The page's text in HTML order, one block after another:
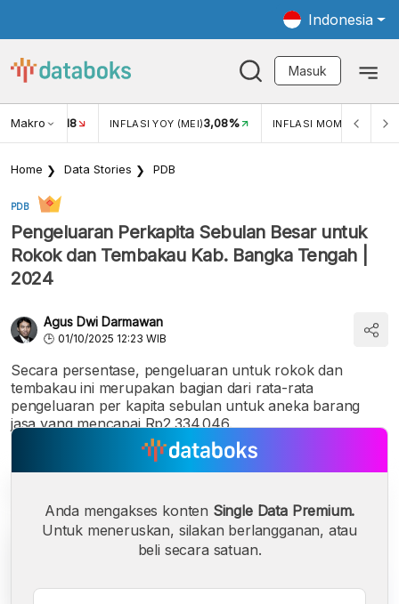
Indonesia
Masuk
Makro
USD/IDR 18 INFLASI YOY (MEI)3,08% INFLASI MOM (MEI)
Home Data Stories PDB
PDB
Pengeluaran Perkapita Sebulan Besar untuk
Rokok dan Tembakau Kab. Bangka Tengah |
2024
Agus Dwi Darmawan
01/10/2025 12:23 WIB
Secara persentase, pengeluaran untuk rokok dan
tembakau ini merupakan bagian dari rata-rata
pengeluaran per kapita sebulan untuk aneka barang
jasa yang mencapai Rp2.334.046.
Anda mengakses konten Single Data Premium.
Untuk meneruskan, silakan berlangganan, atau
beli secara satuan.